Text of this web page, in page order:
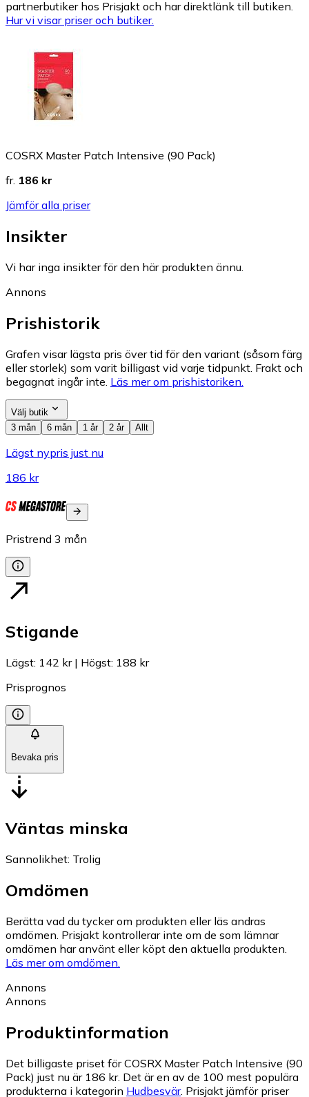
partnerbutiker hos Prisjakt och har direktlänk till butiken.
Hur vi visar priser och butiker.
COSRX Master Patch Intensive (90 Pack)
fr. 186 kr
Jämför alla priser
Insikter
Vi har inga insikter för den här produkten ännu.
Annons
Prishistorik
Grafen visar lägsta pris över tid för den variant (såsom färg
eller storlek) som varit billigast vid varje tidpunkt. Frakt och
begagnat ingår inte. Läs mer om prishistoriken.
Välj butik
3 mån
6 mån 1 år 2 år Allt
Lägst nypris just nu
186 kr
Pristrend 3 mån
Stigande
Lägst: 142 kr| Högst: 188 kr
Prisprognos
Bevaka pris
Väntas minska
Sannolikhet: Trolig
Omdömen
Berätta vad du tycker om produkten eller läs andras
omdömen. Prisjakt kontrollerar inte om de som lämnar
omdömen har använt eller köpt den aktuella produkten.
Läs mer om omdömen.
Annons
Annons
Produktinformation
Det billigaste priset för COSRX Master Patch Intensive (90
Pack) just nu är 186 kr. Det är en av de 100 mest populära
produkterna i kategorin Hudbesvär. Prisjakt jämför priser